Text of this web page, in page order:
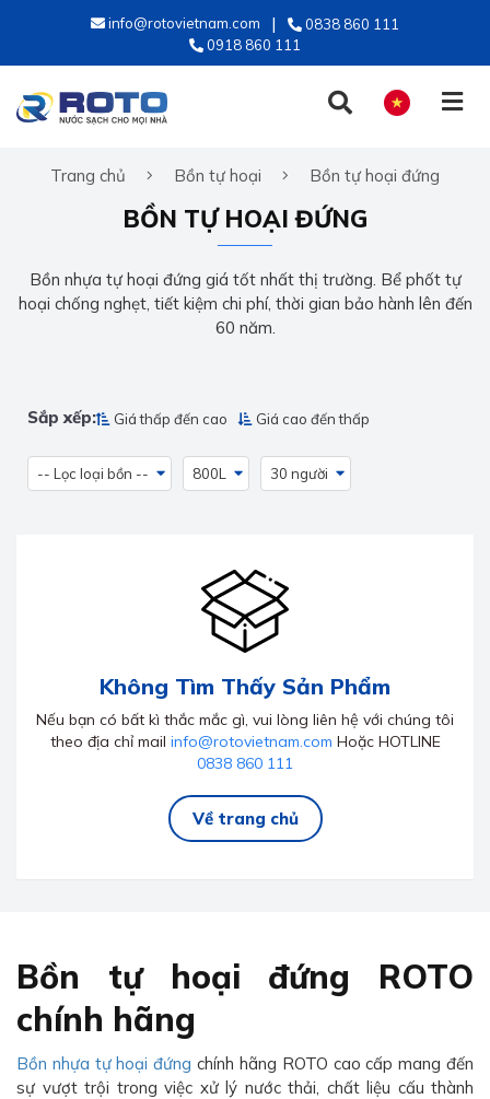
info@rotovietnam.com
0838 860 111
0918 860 111
TIẾNG VIỆT
Trang chủ Bồn tự hoại Bồn tự hoại đứng
BỒN TỰ HOẠI ĐỨNG
Bồn nhựa tự hoại đứng giá tốt nhất thị trường. Bể phốt tự
hoại chống nghẹt, tiết kiệm chi phí, thời gian bảo hành lên đến
60 năm.
Sắp xếp: Giá thấp đến cao Giá cao đến thấp
-- Lọc loại bồn -- 800L 30 người
Không Tìm Thấy Sản Phẩm
Nếu bạn có bất kì thắc mắc gì, vui lòng liên hệ với chúng tôi
theo địa chỉ mail info@rotovietnam.com Hoặc HOTLINE
0838 860 111
Về trang chủ
Bồn tự hoại đứng ROTO
chính hãng
Bồn nhựa tự hoại đứng chính hãng ROTO cao cấp mang đến
sự vượt trội trong việc xử lý nước thải, chất liệu cấu thành